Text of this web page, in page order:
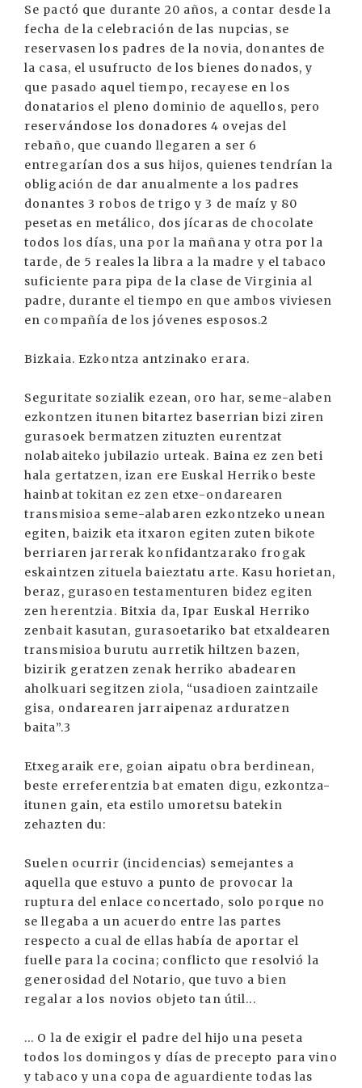
Se pactó que durante 20 años, a contar desde la
fecha de la celebración de las nupcias, se
reservasen los padres de la novia, donantes de
la casa, el usufructo de los bienes donados, y
que pasado aquel tiempo, recayese en los
donatarios el pleno dominio de aquellos, pero
reservándose los donadores 4 ovejas del
rebaño, que cuando llegaren a ser 6
entregarían dos a sus hijos, quienes tendrían la
obligación de dar anualmente a los padres
donantes 3 robos de trigo y 3 de maíz y 80
pesetas en metálico, dos jícaras de chocolate
todos los días, una por la mañana y otra por la
tarde, de 5 reales la libra a la madre y el tabaco
suficiente para pipa de la clase de Virginia al
padre, durante el tiempo en que ambos viviesen
en compañía de los jóvenes esposos.2
Bizkaia. Ezkontza antzinako erara.
Seguritate sozialik ezean, oro har, seme-alaben
ezkontzen itunen bitartez baserrian bizi ziren
gurasoek bermatzen zituzten eurentzat
nolabaiteko jubilazio urteak. Baina ez zen beti
hala gertatzen, izan ere Euskal Herriko beste
hainbat tokitan ez zen etxe-ondarearen
transmisioa seme-alabaren ezkontzeko unean
egiten, baizik eta itxaron egiten zuten bikote
berriaren jarrerak konfidantzarako frogak
eskaintzen zituela baieztatu arte. Kasu horietan,
beraz, gurasoen testamenturen bidez egiten
zen herentzia. Bitxia da, Ipar Euskal Herriko
zenbait kasutan, gurasoetariko bat etxaldearen
transmisioa burutu aurretik hiltzen bazen,
bizirik geratzen zenak herriko abadearen
aholkuari segitzen ziola, “usadioen zaintzaile
gisa, ondarearen jarraipenaz arduratzen
baita”.3
Etxegaraik ere, goian aipatu obra berdinean,
beste erreferentzia bat ematen digu, ezkontza-
itunen gain, eta estilo umoretsu batekin
zehazten du:
Suelen ocurrir (incidencias) semejantes a
aquella que estuvo a punto de provocar la
ruptura del enlace concertado, solo porque no
se llegaba a un acuerdo entre las partes
respecto a cual de ellas había de aportar el
fuelle para la cocina; conflicto que resolvió la
generosidad del Notario, que tuvo a bien
regalar a los novios objeto tan útil...
... O la de exigir el padre del hijo una peseta
todos los domingos y días de precepto para vino
y tabaco y una copa de aguardiente todas las